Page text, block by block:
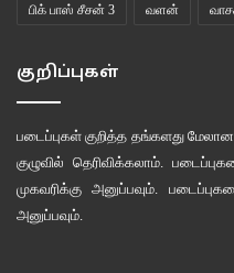
“இந்த வாட்ச் மட்டும் கிடைச்சா
பிக் பாஸ் சீசன் 3 வளன்
குறிப்புகள்
படைப்புகள் குறித்த தங்களது
குழுவில் தெரிவிக்கலாம்.
முகவரிக்கு அனுப்பவும்.
அனுப்பவும்.